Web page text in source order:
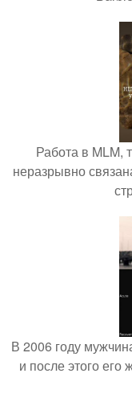
Работа в MLM,
неразрывно
В 2006 году
и после этого